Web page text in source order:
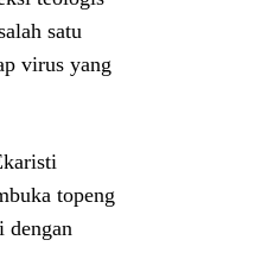
satu
virus yang
topeng
dengan